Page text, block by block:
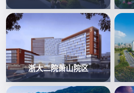
浙大二院萧山院区